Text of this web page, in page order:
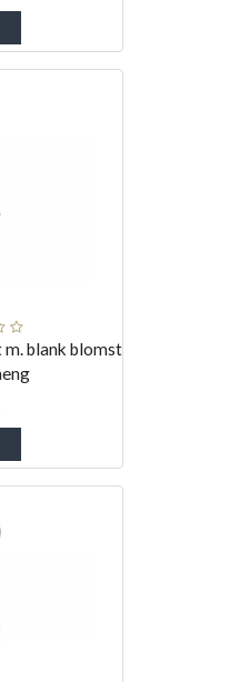
blank blomst